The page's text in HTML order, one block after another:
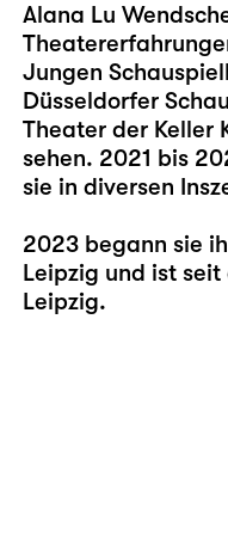
Alana Lu
Jungen
Düsseldorfer
Theater der Keller
sehen. 2021 bis
sie in diversen
2023 begann sie
Leipzig und ist
Leipzig.